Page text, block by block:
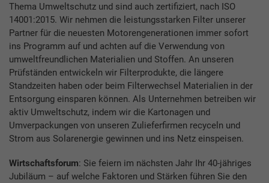
Thema Umweltschutz und sind auch zertifiziert, nach ISO
14001:2015. Wir nehmen die leistungsstarken Filter unserer
Partner für die neuesten Motorengenerationen immer sofort
ins Programm auf und achten auf die Verwendung von
umweltfreundlichen Materialien und Stoffen. An unseren
Prüfständen entwickeln wir Filterprodukte, die längere
Standzeiten haben oder beim Filterwechsel Materialien in der
Entsorgung einsparen können. Als Unternehmen betreiben wir
aktiv Umweltschutz, indem wir die Kartonagen und
Umverpackungen von unseren Zulieferfirmen recyceln und
Strom aus Solarenergie gewinnen und ins Netz einspeisen.
Wirtschaftsforum: Sie feiern im nächsten Jahr Ihr 40-jähriges
Jubiläum – auf welche Faktoren und Stärken führen Sie den